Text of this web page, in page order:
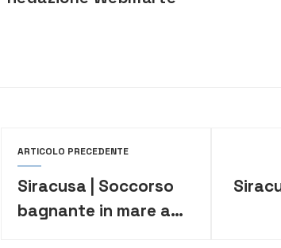
ARTICOLO PRECEDENTE
Siracusa | Soccorso
bagnante in mare a